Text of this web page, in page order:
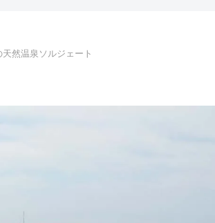
天然温泉ソルジェート